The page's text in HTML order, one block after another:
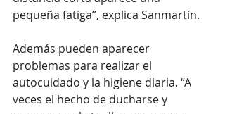
pequeña fatiga”, explica Sanmartín.
Además pueden aparecer
problemas para realizar el
autocuidado y la higiene diaria. “A
veces el hecho de ducharse y